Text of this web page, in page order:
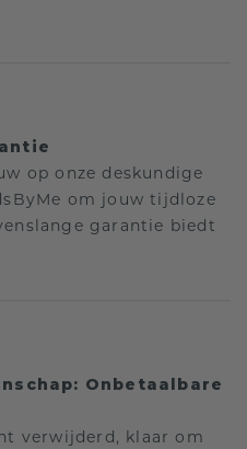
op onze deskundige
om jouw tijdloze
garantie biedt
Onbetaalbare
verwijderd, klaar om